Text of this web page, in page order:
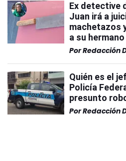
Ex detective
Juan irá a
machetazos
a su hermano
PorRedacción
Quién es el
Policía
presunto
PorRedacción